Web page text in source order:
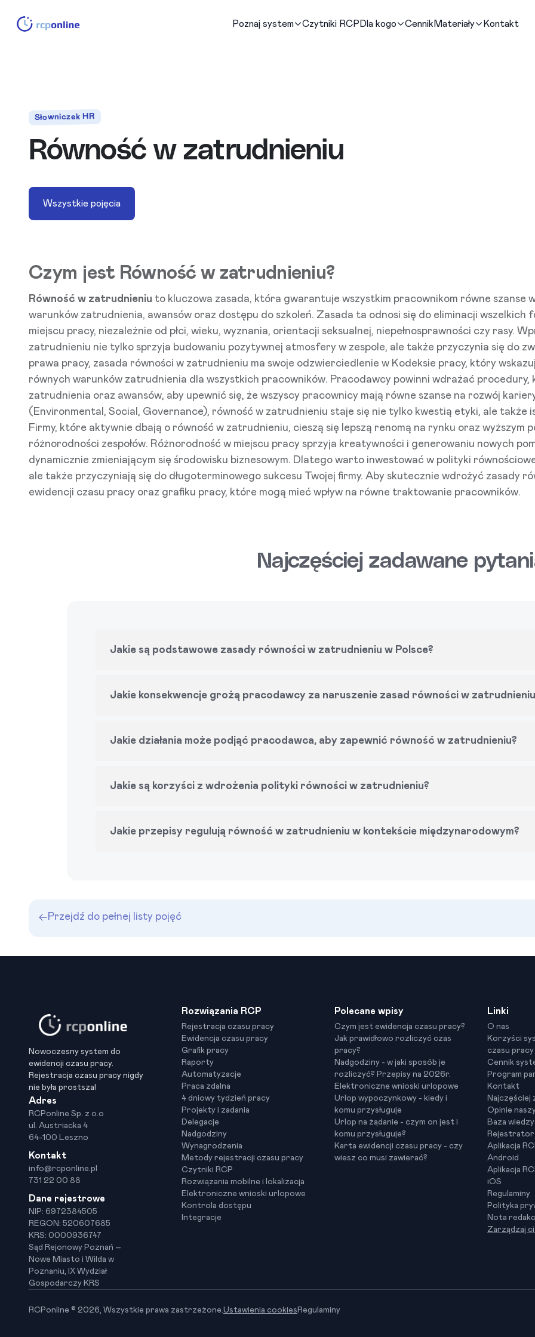
Poznaj system Czytniki RCP Dla kogo Cennik Materiały Kontakt
Słowniczek HR
Równość w zatrudnieniu
Wszystkie pojęcia
Czym jest Równość w zatrudnieniu?
Równość w zatrudnieniu to kluczowa zasada, która gwarantuje wszystkim pracownikom równe szanse
warunków zatrudnienia, awansów oraz dostępu do szkoleń. Zasada ta odnosi się do eliminacji
miejscu pracy, niezależnie od płci, wieku, wyznania, orientacji seksualnej, niepełnosprawności czy rasy.
zatrudnieniu nie tylko sprzyja budowaniu pozytywnej atmosfery w zespole, ale także przyczynia się do
prawa pracy, zasada równości w zatrudnieniu ma swoje odzwierciedlenie w Kodeksie pracy, który
równych warunków zatrudnienia dla wszystkich pracowników. Pracodawcy powinni wdrażać
zatrudnienia oraz awansów, aby upewnić się, że wszyscy pracownicy mają równe szanse na rozwój
(Environmental, Social, Governance), równość w zatrudnieniu staje się nie tylko kwestią etyki, ale także
Firmy, które aktywnie dbają o równość w zatrudnieniu, cieszą się lepszą renomą na rynku oraz wyższym
różnorodności zespołów. Różnorodność w miejscu pracy sprzyja kreatywności i generowaniu nowych
dynamicznie zmieniającym się środowisku biznesowym. Dlatego warto inwestować w polityki
ale także przyczyniają się do długoterminowego sukcesu Twojej firmy. Aby skutecznie wdrożyć zasady
ewidencji czasu pracy oraz grafiku pracy, które mogą mieć wpływ na równe traktowanie pracowników.
Najczęściej zadawane
Jakie są podstawowe zasady równości w zatrudnieniu w Polsce?
Jakie konsekwencje grożą pracodawcy za naruszenie zasad równości w
Jakie działania może podjąć pracodawca, aby zapewnić równość w zatrudnieniu?
Jakie są korzyści z wdrożenia polityki równości w zatrudnieniu?
Jakie przepisy regulują równość w zatrudnieniu w kontekście międzynarodowym?
Przejdź do pełnej listy pojęć
Nowoczesny system do
ewidencji czasu pracy.
Rejestracja czasu pracy nigdy
nie była prostsza!
Adres
RCPonline Sp. z o.o
ul. Austriacka 4
64-100 Leszno
Kontakt
info@rcponline.pl
731 22 00 88
Dane rejestrowe
NIP: 6972384505
REGON: 520607685
KRS: 0000936747
Sąd Rejonowy Poznań –
Nowe Miasto i Wilda w
Poznaniu, IX Wydział
Gospodarczy KRS
Rozwiązania RCP
Rejestracja czasu pracy
Ewidencja czasu pracy
Grafik pracy
Raporty
Automatyzacje
Praca zdalna
4 dniowy tydzień pracy
Projekty i zadania
Delegacje
Nadgodziny
Wynagrodzenia
Metody rejestracji czasu pracy
Czytniki RCP
Rozwiązania mobilne i lokalizacja
Elektroniczne wnioski urlopowe
Kontrola dostępu
Integracje
Polecane wpisy
Czym jest ewidencja czasu pracy?
Jak prawidłowo rozliczyć czas
pracy?
Nadgodziny - w jaki sposób je
rozliczyć? Przepisy na 2026r.
Elektroniczne wnioski urlopowe
Urlop wypoczynkowy - kiedy i
komu przysługuje
Urlop na żądanie - czym on jest i
komu przysługuje?
Karta ewidencji czasu pracy - czy
wiesz co musi zawierać?
Linki
O nas
Korzyści
czasu pracy
Cennik
Program
Kontakt
Najczęściej
Opinie
Baza
Rejestrator
Aplikacja
Android
Aplikacja
iOS
Regulaminy
Polityka
Nota
Zarządzaj
RCPonline © 2026, Wszystkie prawa zastrzeżone. Ustawienia cookies Regulaminy